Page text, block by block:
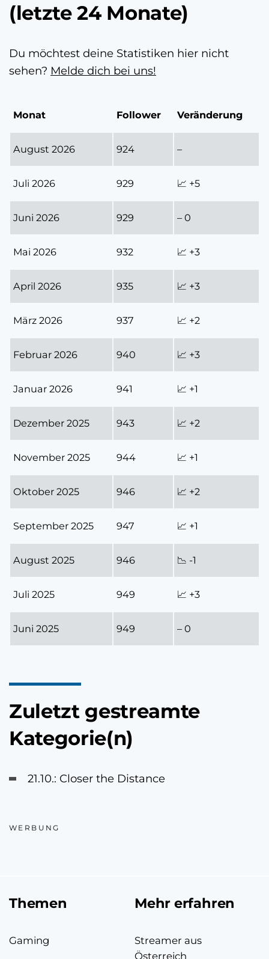
(letzte 24 Monate)
Du möchtest deine Statistiken hier nicht
sehen? Melde dich bei uns!
Monat Follower Veränderung
August 2026 924 –
Juli 2026 929 📈 +5
Juni 2026 929 – 0
Mai 2026 932 📈 +3
April 2026 935 📈 +3
März 2026 937 📈 +2
Februar 2026 940 📈 +3
Januar 2026 941 📈 +1
Dezember 2025 943 📈 +2
November 2025 944 📈 +1
Oktober 2025 946 📈 +2
September 2025 947 📈 +1
August 2025 946 📉 -1
Juli 2025 949 📈 +3
Juni 2025 949 – 0
Zuletzt gestreamte
Kategorie(n)
21.10.: Closer the Distance
WERBUNG
Themen
Gaming
Mehr erfahren
Streamer aus
Österreich